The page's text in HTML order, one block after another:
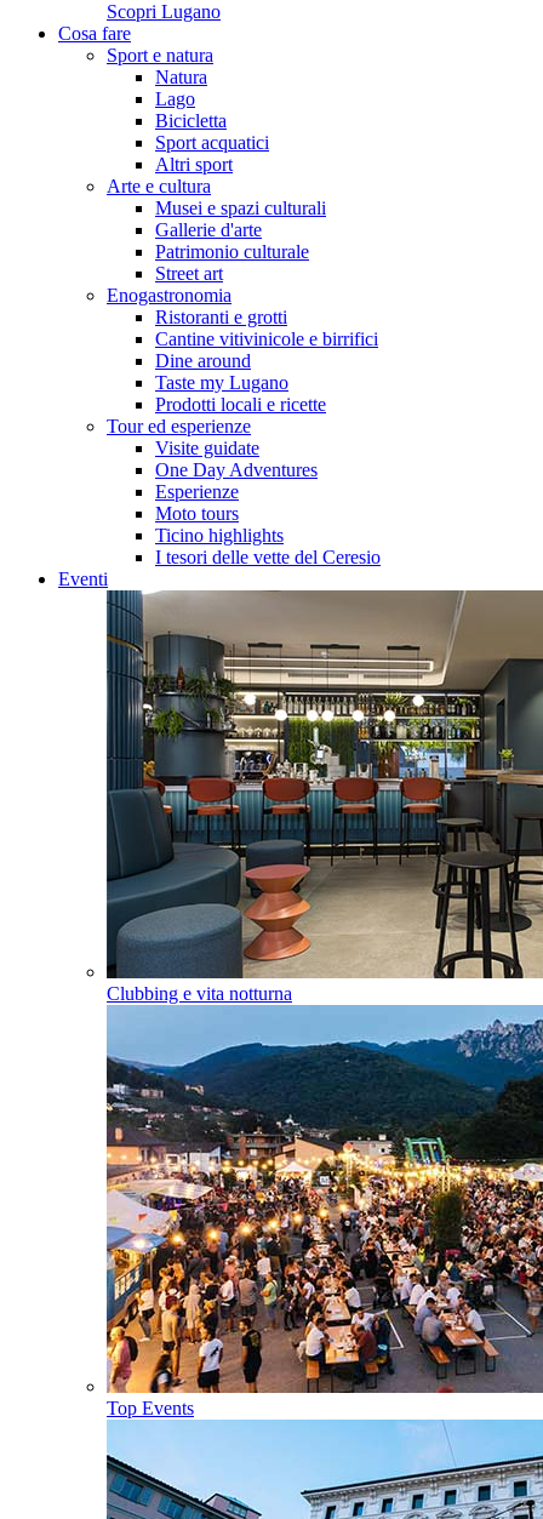
Scopri Lugano
Cosa fare
Sport e natura
Natura
Lago
Bicicletta
Sport acquatici
Altri sport
Arte e cultura
Musei e spazi culturali
Gallerie d'arte
Patrimonio culturale
Street art
Enogastronomia
Ristoranti e grotti
Cantine vitivinicole e birrifici
Dine around
Taste my Lugano
Prodotti locali e ricette
Tour ed esperienze
Visite guidate
One Day Adventures
Esperienze
Moto tours
Ticino highlights
I tesori delle vette del Ceresio
Eventi
Clubbing e vita notturna
Top Events